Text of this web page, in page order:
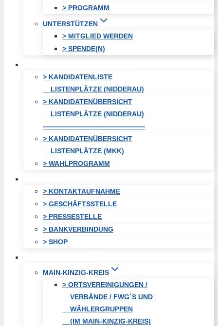
> PROGRAMM
UNTERSTÜTZEN
> MITGLIED WERDEN
> SPENDE(N)
> KANDIDATENLISTE
LISTENPLÄTZE (NIDDERAU)
> KANDIDATENÜBERSICHT
LISTENPLÄTZE (NIDDERAU)
———————————————
> KANDIDATENÜBERSICHT
LISTENPLÄTZE (MKK)
> WAHLPROGRAMM
> KONTAKTAUFNAHME
> GESCHÄFTSSTELLE
> PRESSESTELLE
> BANKVERBINDUNG
> SHOP
MAIN-KINZIG-KREIS
> ORTSVEREINIGUNGEN /
VERBÄNDE / FWG´S UND
WÄHLERGRUPPEN
(IM MAIN-KINZIG-KREIS)